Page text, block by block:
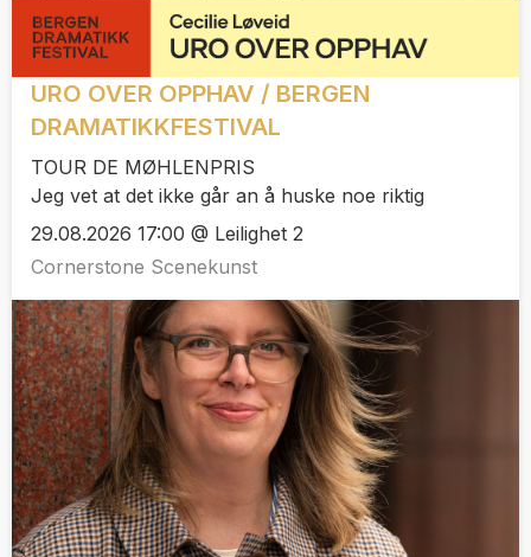
URO OVER OPPHAV / BERGEN
DRAMATIKKFESTIVAL
TOUR DE MØHLENPRIS
Jeg vet at det ikke går an å huske noe riktig
29.08.2026 17:00 @ Leilighet 2
Cornerstone Scenekunst